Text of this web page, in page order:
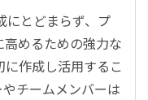
にとどまらず、プ
めるための強力な
に作成し活用するこ
チームメンバーは